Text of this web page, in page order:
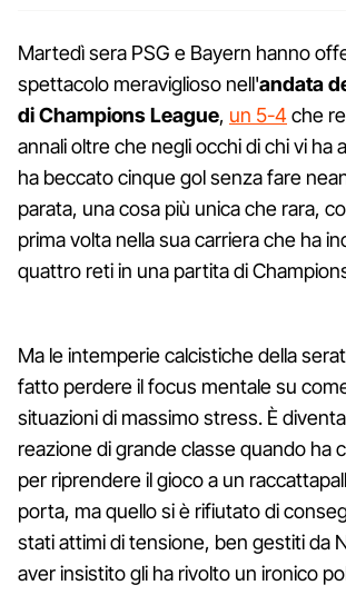
Martedì sera PSG e Bayern hanno
spettacolo meraviglioso nell'andata
di Champions League, un 5-4che
annali oltre che negli occhi di chi vi ha
ha beccato cinque gol senza fare
parata, una cosa più unica che rara,
prima volta nella sua carriera che ha
quattro reti in una partita di
Ma le intemperie calcistiche della
fatto perdere il focus mentale su
situazioni di massimo stress. È
reazione di grande classe quando ha
per riprendere il gioco a un
porta, ma quello si è rifiutato di
stati attimi di tensione, ben gestiti da
aver insistito gli ha rivolto un ironico